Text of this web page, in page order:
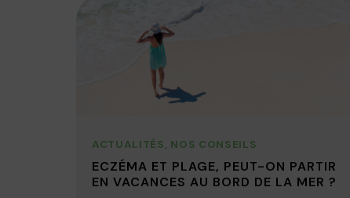
ACTUALITÉS, NOS CONSEILS
ECZÉMA ET PLAGE, PEUT-ON PARTIR
EN VACANCES AU BORD DE LA MER ?